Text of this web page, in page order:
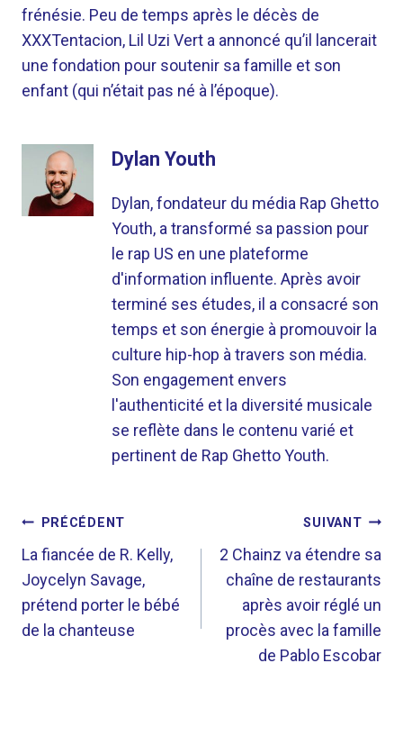
frénésie. Peu de temps après le décès de
XXXTentacion, Lil Uzi Vert a annoncé qu’il lancerait
une fondation pour soutenir sa famille et son
enfant (qui n’était pas né à l’époque).
Dylan Youth
Dylan, fondateur du média Rap Ghetto
Youth, a transformé sa passion pour
le rap US en une plateforme
d'information influente. Après avoir
terminé ses études, il a consacré son
temps et son énergie à promouvoir la
culture hip-hop à travers son média.
Son engagement envers
l'authenticité et la diversité musicale
se reflète dans le contenu varié et
pertinent de Rap Ghetto Youth.
NAVIGATION
DE
L’ARTICLE
PRÉCÉDENT
La fiancée de R. Kelly,
Joycelyn Savage,
prétend porter le bébé
de la chanteuse
SUIVANT
2 Chainz va étendre sa
chaîne de restaurants
après avoir réglé un
procès avec la famille
de Pablo Escobar